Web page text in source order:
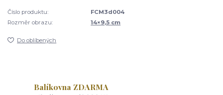
Číslo produktu:
FCM3d004
Rozměr obrazu:
14×9,5 cm
Do oblíbených
Balíkovna ZDARMA